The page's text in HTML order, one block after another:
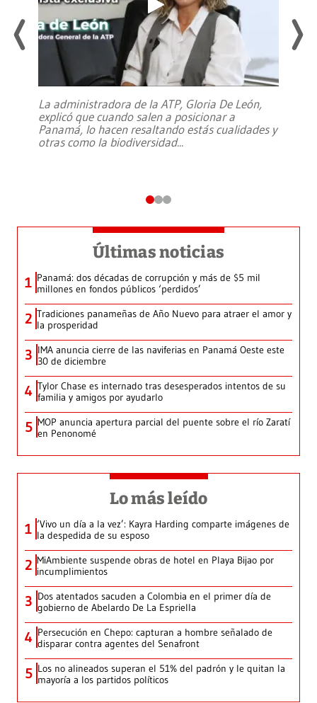
La administradora de la ATP, Gloria De León,
explicó que cuando salen a posicionar a
Panamá, lo hacen resaltando estás cualidades y
otras como la biodiversidad...
Últimas noticias
1 Panamá: dos décadas de corrupción y más de $5 mil
millones en fondos públicos ‘perdidos’
2 Tradiciones panameñas de Año Nuevo para atraer el amor y
la prosperidad
3 IMA anuncia cierre de las naviferias en Panamá Oeste este
30 de diciembre
4 Tylor Chase es internado tras desesperados intentos de su
familia y amigos por ayudarlo
5 MOP anuncia apertura parcial del puente sobre el río Zaratí
en Penonomé
Lo más leído
1 ‘Vivo un día a la vez’: Kayra Harding comparte imágenes de
la despedida de su esposo
2 MiAmbiente suspende obras de hotel en Playa Bijao por
incumplimientos
3 Dos atentados sacuden a Colombia en el primer día de
gobierno de Abelardo De La Espriella
4 Persecución en Chepo: capturan a hombre señalado de
disparar contra agentes del Senafront
5 Los no alineados superan el 51% del padrón y le quitan la
mayoría a los partidos políticos